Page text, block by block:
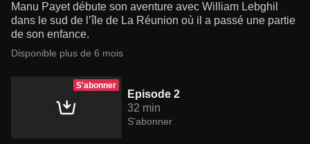
Manu Payet débute son aventure avec William Lebghil
dans le sud de l’île de La Réunion où il a passé une partie
de son enfance.
Disponible plus de 6 mois
S'abonner
Episode 2
32 min
S'abonner